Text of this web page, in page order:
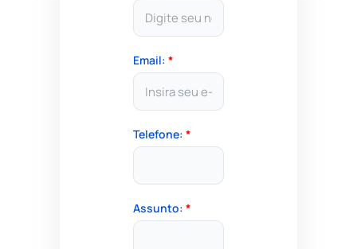
Email: *
Telefone: *
Assunto: *